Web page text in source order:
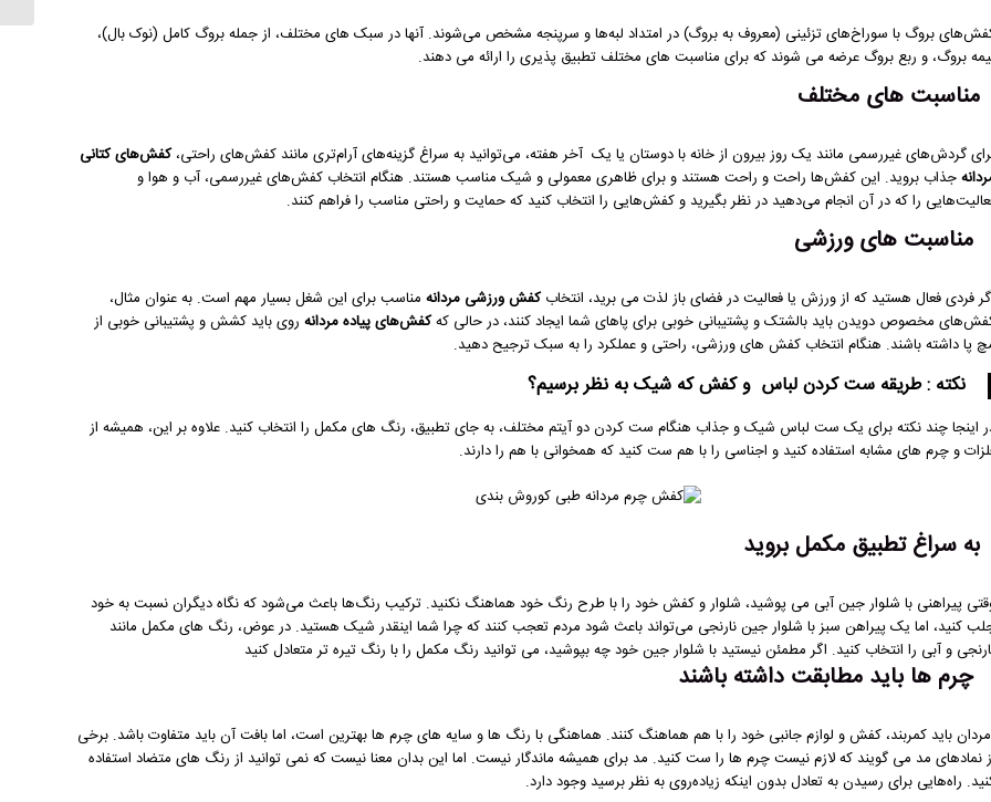
بروگ با سوراخ‌های تزئینی (معروف به بروگ) در امتداد لبه‌ها و سرپنجه مشخص می‌شوند. آنها در سبک های مختلف، از جمله بروگ کامل (نوک بال)،
بروگ، و ربع بروگ عرضه می شوند که برای مناسبت های مختلف تطبیق پذیری را ارائه می دهند.
مناسبت های مختلف
گردش‌های غیررسمی مانند یک روز بیرون از خانه با دوستان یا یک آخر هفته، می‌توانید به سراغ گزینه‌های آرام‌تری مانند کفش‌های راحتی،کفش‌های کتانی
جذاب بروید. این کفش‌ها راحت و راحت هستند و برای ظاهری معمولی و شیک مناسب هستند. هنگام انتخاب کفش‌های غیررسمی، آب و هوا و
را که در آن انجام می‌دهید در نظر بگیرید و کفش‌هایی را انتخاب کنید که حمایت و راحتی مناسب را فراهم کنند.
مناسبت های ورزشی
فردی فعال هستید که از ورزش یا فعالیت در فضای باز لذت می برید، انتخابکفش ورزشی مردانهمناسب برای این شغل بسیار مهم است. به عنوان مثال،
مخصوص دویدن باید بالشتک و پشتیبانی خوبی برای پاهای شما ایجاد کنند، در حالی کهکفش‌های پیاده مردانهروی باید کشش و پشتیبانی خوبی از
پا داشته باشند. هنگام انتخاب کفش های ورزشی، راحتی و عملکرد را به سبک ترجیح دهید.
نکته : طریقه ست کردن لباس و کفش که شیک به نظر برسیم؟
اینجا چند نکته برای یک ست لباس شیک و جذاب هنگام ست کردن دو آیتم مختلف، به جای تطبیق، رنگ های مکمل را انتخاب کنید. علاوه بر این، همیشه از
و چرم های مشابه استفاده کنید و اجناسی را با هم ست کنید که همخوانی با هم را دارند.
به سراغ تطبیق مکمل بروید
پیراهنی با شلوار جین آبی می پوشید، شلوار و کفش خود را با طرح رنگ خود هماهنگ نکنید. ترکیب رنگ‌ها باعث می‌شود که نگاه دیگران نسبت به خود
کنید، اما یک پیراهن سبز با شلوار جین نارنجی می‌تواند باعث شود مردم تعجب کنند که چرا شما اینقدر شیک هستید. در عوض، رنگ های مکمل مانند
و آبی را انتخاب کنید. اگر مطمئن نیستید با شلوار جین خود چه بپوشید، می توانید رنگ مکمل را با رنگ تیره تر متعادل کنید
چرم ها باید مطابقت داشته باشند
مردان باید کمربند، کفش و لوازم جانبی خود را با هم هماهنگ کنند. هماهنگی با رنگ ها و سایه های چرم ها بهترین است، اما بافت آن باید متفاوت باشد. برخی
نمادهای مد می گویند که لازم نیست چرم ها را ست کنید. مد برای همیشه ماندگار نیست. اما این بدان معنا نیست که نمی توانید از رنگ های متضاد استفاده
راه‌هایی برای رسیدن به تعادل بدون اینکه زیاده‌روی به نظر برسید وجود دارد.